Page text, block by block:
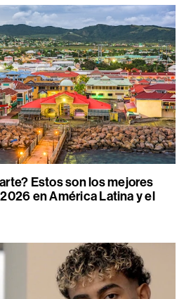
Estos son los mejores
en América Latina y el